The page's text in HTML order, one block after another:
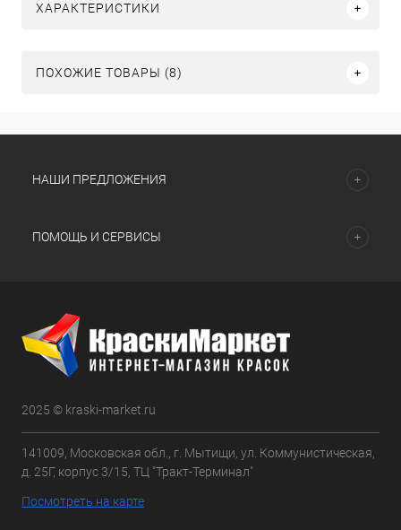
ХАРАКТЕРИСТИКИ
ПОХОЖИЕ ТОВАРЫ (8)
НАШИ ПРЕДЛОЖЕНИЯ
ПОМОЩЬ И СЕРВИСЫ
2025 © kraski-market.ru
141009, Московская обл., г. Мытищи, ул. Коммунистическая,
д. 25Г, корпус 3/15, ТЦ "Тракт-Терминал"
Посмотреть на карте